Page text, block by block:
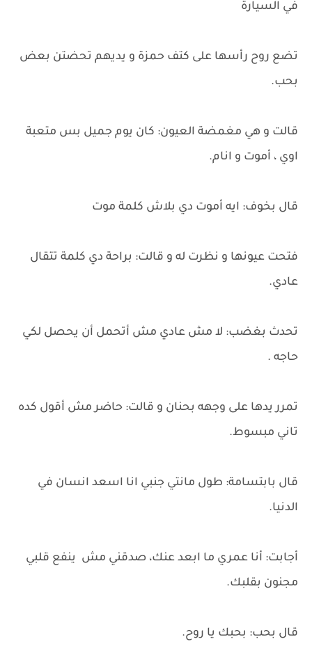
في السيارة
تضع روح رأسها على كتف حمزة و يديهم تحضتن بعض
بحب.
قالت و هي مغمضة العيون: كان يوم جميل بس متعبة
اوي ، أموت و انام.
قال بخوف: ايه أموت دي بلاش كلمة موت
فتحت عيونها و نظرت له و قالت: براحة دي كلمة تتقال
عادي.
تحدث بغضب: لا مش عادي مش أتحمل أن يحصل لكي
حاجه .
تمرر يدها على وجهه بحنان و قالت: حاضر مش أقول كده
تاني مبسوط.
قال بابتسامة: طول مانتي جنبي انا اسعد انسان في
الدنيا.
أجابت: أنا عمري ما ابعد عنك، صدقني مش ينفع قلبي
مجنون بقلبك.
قال بحب: بحبك يا روح.